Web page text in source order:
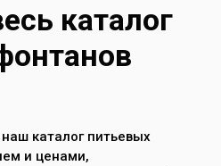
каталог
каталог питьевых
и ценами,